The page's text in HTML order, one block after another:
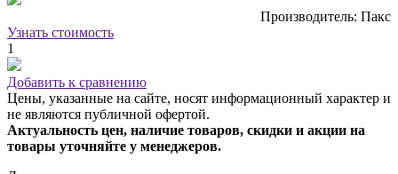
Производитель: Пакс
Узнать стоимость
1
Добавить к сравнению
Цены, указанные на сайте, носят информационный характер и
не являются публичной офертой.
Актуальность цен, наличие товаров, скидки и акции на
товары уточняйте у менеджеров.